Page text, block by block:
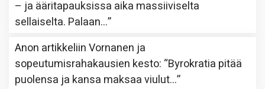
– ja ääritapauksissa aika massiiviselta
sellaiselta. Palaan…”
Anon artikkeliinVornanen ja
sopeutumisrahakausien kesto: “Byrokratia pitää
puolensa ja kansa maksaa viulut…”